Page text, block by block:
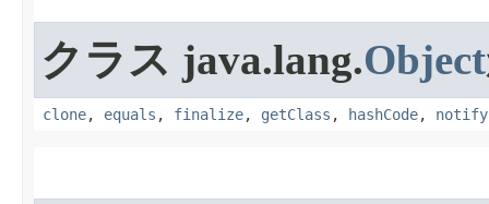
クラス java.lang.Object
clone, equals , finalize, getClass , hashCode, notify